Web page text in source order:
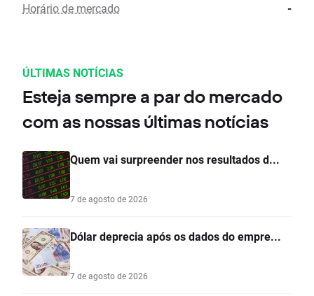
Horário de mercado -
ÚLTIMAS NOTÍCIAS
Esteja sempre a par do mercado
com as nossas últimas notícias
Quem vai surpreender nos resultados d...
7 de agosto de 2026
Dólar deprecia após os dados do empre...
7 de agosto de 2026